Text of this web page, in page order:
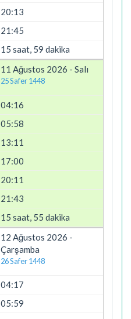
20:13
21:45
15 saat, 59 dakika
11 Ağustos 2026 - Salı
25 Safer 1448
04:16
05:58
13:11
17:00
20:11
21:43
15 saat, 55 dakika
12 Ağustos 2026 -
Çarşamba
26 Safer 1448
04:17
05:59